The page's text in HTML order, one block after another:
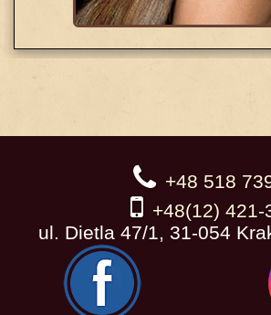
+48 518
+48(12) 421-
ul. Dietla 47/1, 31-054